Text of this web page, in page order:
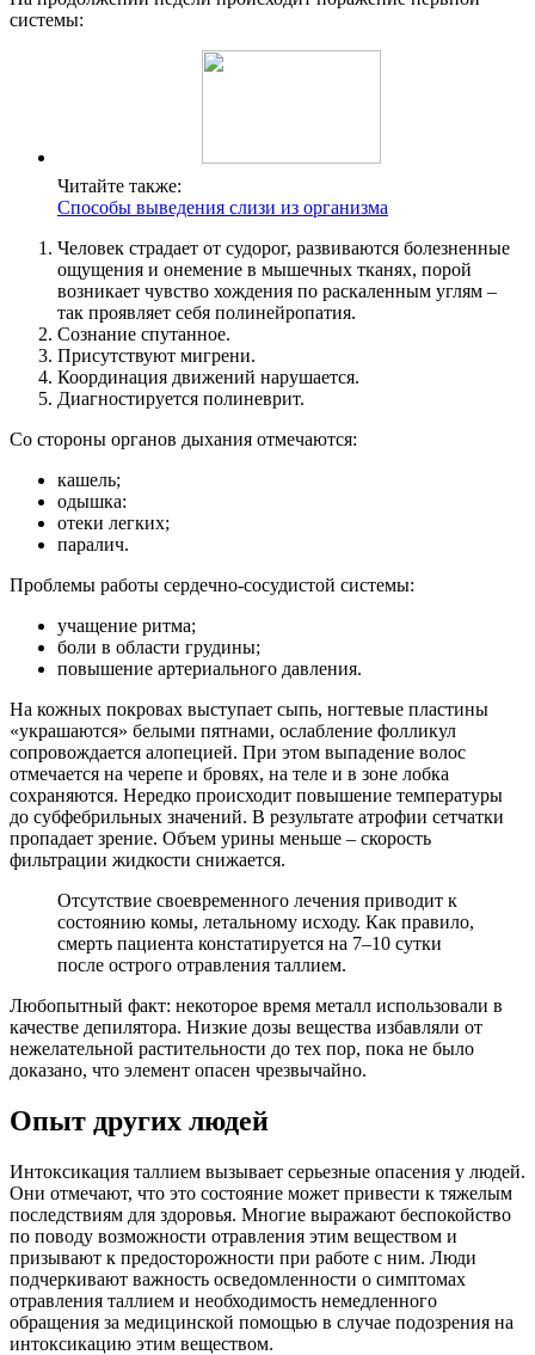
системы:
Читайте также:
Способы выведения слизи из организма
Человек страдает от судорог, развиваются болезненные
ощущения и онемение в мышечных тканях, порой
возникает чувство хождения по раскаленным углям –
так проявляет себя полинейропатия.
Сознание спутанное.
Присутствуют мигрени.
Координация движений нарушается.
Диагностируется полиневрит.
Со стороны органов дыхания отмечаются:
кашель;
одышка:
отеки легких;
паралич.
Проблемы работы сердечно-сосудиcтой системы:
учащение ритма;
боли в области грудины;
повышение артериального давления.
На кожных покровах выступает сыпь, ногтевые пластины
«украшаются» белыми пятнами, ослабление фолликул
сопровождается алопецией. При этом выпадение волос
отмечается на черепе и бровях, на теле и в зоне лобка
сохраняются. Нередко происходит повышение температуры
до субфебрильных значений. В результате атрофии сетчатки
пропадает зрение. Объем урины меньше – скорость
фильтрации жидкости снижается.
Отсутствие своевременного лечения приводит к
состоянию комы, летальному исходу. Как правило,
смерть пациента констатируется на 7–10 сутки
после острого отравления таллием.
Любопытный факт: некоторое время металл использовали в
качестве депилятора. Низкие дозы вещества избавляли от
нежелательной растительности до тех пор, пока не было
доказано, что элемент опасен чрезвычайно.
Опыт других людей
Интоксикация таллием вызывает серьезные опасения у людей.
Они отмечают, что это состояние может привести к тяжелым
последствиям для здоровья. Многие выражают беспокойство
по поводу возможности отравления этим веществом и
призывают к предосторожности при работе с ним. Люди
подчеркивают важность осведомленности о симптомах
отравления таллием и необходимость немедленного
обращения за медицинской помощью в случае подозрения на
интоксикацию этим веществом.